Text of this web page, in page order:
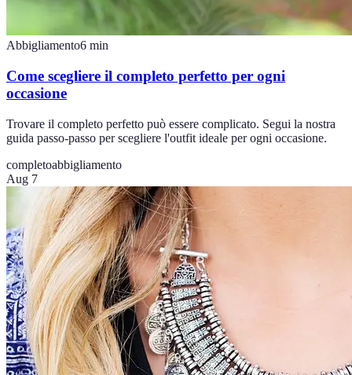
Abbigliamento6 min
Come scegliere il completo perfetto per ogni
occasione
Trovare il completo perfetto può essere complicato. Segui la nostra
guida passo-passo per scegliere l'outfit ideale per ogni occasione.
completoabbigliamento
Aug 7